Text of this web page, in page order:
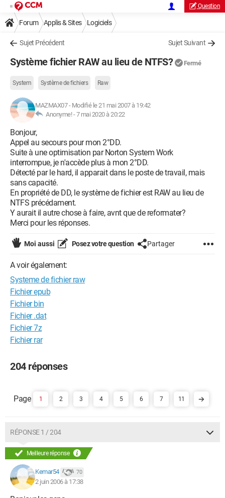
Question
Forum Applis & Sites Logiciels
Sujet Précédent Sujet Suivant
Système fichier RAW au lieu de NTFS? Fermé
System Système de fichiers Raw
MAZMAX07- Modifié le 21 mai 2007 à 19:42
Anonyme! -7 mai 2020 à 20:22
Bonjour,
Appel au secours pour mon 2°DD.
Suite à une optimisation par Norton System Work
interrompue, je n'accède plus à mon 2°DD.
Détecté par le hard, il apparait dans le poste de travail, mais
sans capacité.
En propriété de DD, le système de fichier est RAW au lieu de
NTFS précédament.
Y aurait il autre chose à faire, avnt que de reformater?
Merci pour les réponses.
Moi aussi Posez votre question Partager
A voir également:
Systeme de fichier raw
Fichier epub
Fichier bin
Fichier .dat
Fichier 7z
Fichier rar
204 réponses
1 2 3 4 5 6 7 11
RÉPONSE 1 / 204
Meilleure réponse
Kemar54 70
2 juin 2006 à 17:38